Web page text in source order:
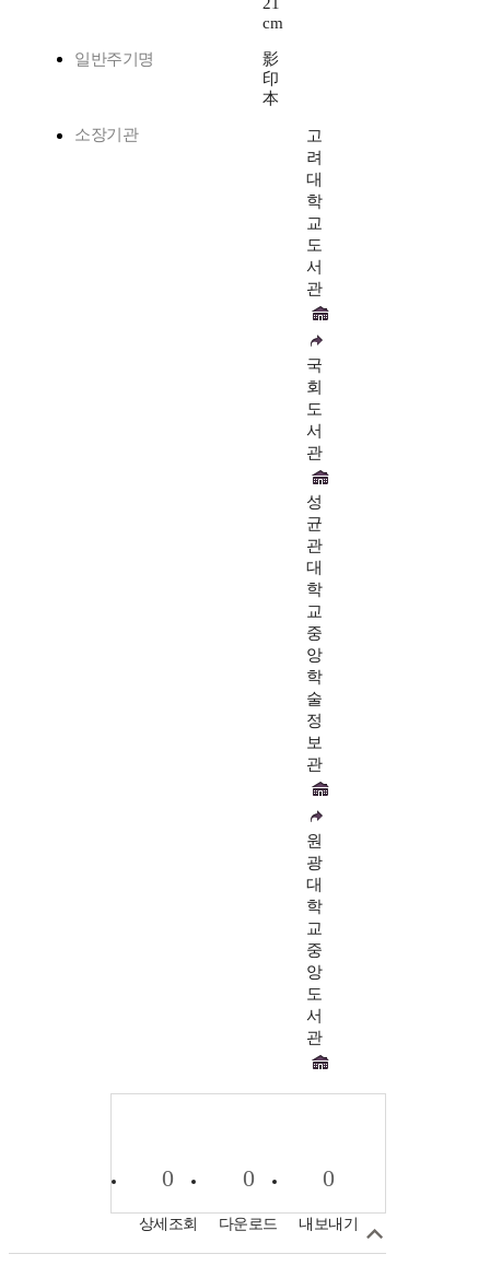
21
cm
일반주기명
影
印
本
소장기관
고
려
대
학
교
도
서
관
국
회
도
서
관
성
균
관
대
학
교
중
앙
학
술
정
보
관
원
광
대
학
교
중
앙
도
서
관
0
상세조회
0
다운로드
0
내보내기